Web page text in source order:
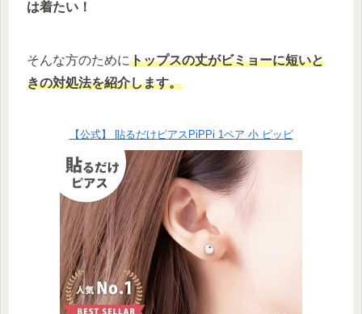
は着たい！
そんな方のためにトップスの丈がビミョーに短いと
きの対処法を紹介します。
【公式】 貼るだけピアスPiPPi 1ペア 小 ピッピ